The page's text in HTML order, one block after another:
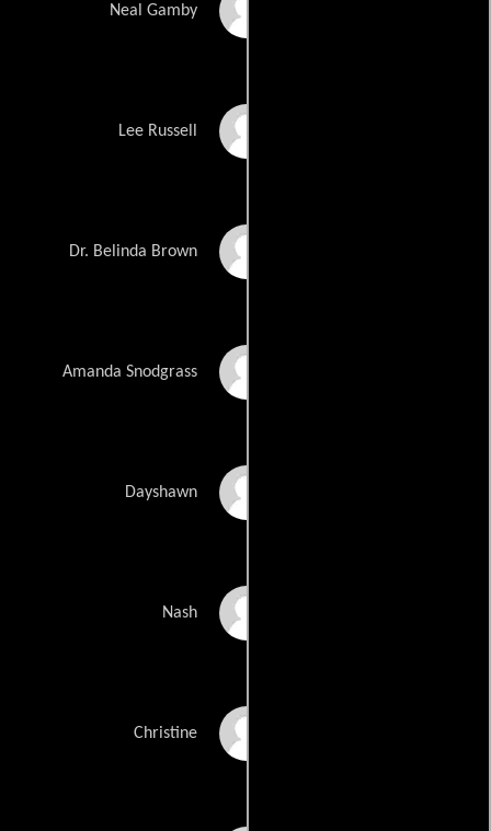
Neal Gamby
Lee Russell
Dr. Belinda Brown
Amanda Snodgrass
Dayshawn
Nash
Christine